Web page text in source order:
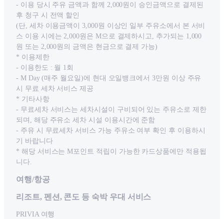
- 이용 당시 주유 금액과 함께 2,000원이 승인금액으로 결제된
후 청구 시 전액 할인
(단, 세차 이용금액이 3,000원 이상인 일부 주유소에서 본 서비
스 이용 시에는 2,000원은 M으로 결제하시고, 추가되는 1,000
원 또는 2,000원의 금액은 현금으로 결제 가능)
* 이용제한
- 이용한도 : 월 1회
- M Day (매주 월요일)에 현대 오일뱅크에서 3만원 이상 주유
시 무료 세차 서비스 제공
* 기타사항
- 무료세차 서비스는 세차시설이 구비되어 있는 주유소로 제한
되며, 해당 주유소 세차 시설 이용시간에 준함
- 주유 시 무료세차 서비스 가능 주유소 여부 확인 후 이용하시
기 바랍니다
* 해당 서비스는 M포인트 적립이 가능한 카드상품에만 적용됩
니다.
여행/항공
리조트, 펜션, 콘도 등 숙박 우대 서비스
PRIVIA 여행